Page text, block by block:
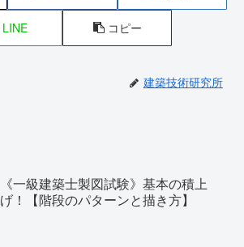
LINE コピー
建築技術研究所
《一級建築士製図試験》基本の積上
げ！【階段のパターンと描き方】